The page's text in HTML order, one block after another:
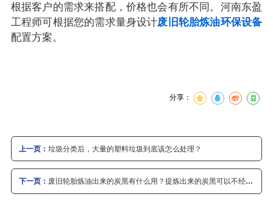
根据客户的需求来搭配，价格也会有所不同。河南东盈
工程师可根据您的需求量身设计废旧轮胎炼油环保设备
配置方案。
分享：
上一页： 垃圾分类后，大量的塑料垃圾到底该怎么处理？
下一页： 废旧轮胎炼油出来的炭黑有什么用？提炼出来的炭黑可以不经过